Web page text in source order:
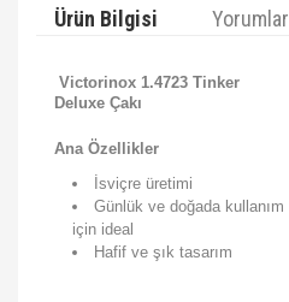
Ürün Bilgisi Yorumlar
Victorinox 1.4723 Tinker
Deluxe Çakı
Ana Özellikler
İsviçre üretimi
Günlük ve doğada kullanım
için ideal
Hafif ve şık tasarım